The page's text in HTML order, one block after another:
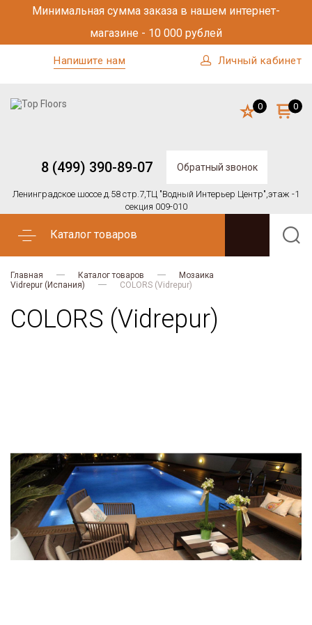
Минимальная сумма заказа в нашем интернет-
магазине - 10 000 рублей
Напишите нам Личный кабинет
8 (499) 390-89-07 Обратный звонок
Ленинградское шоссе д.58 стр.7,ТЦ "Водный Интерьер Центр",этаж -1
секция 009-010
0 0
Каталог товаров
Главная Каталог товаров
Мозаика
Vidrepur (Испания)
COLORS (Vidrepur)
COLORS (Vidrepur)